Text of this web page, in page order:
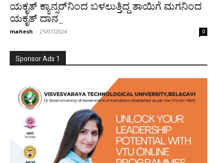
ಯಕೃತ್‌ ಕ್ಯಾನ್ಸರ್‌ನಿಂದ ಬಳಲುತ್ತಿದ್ದ ತಾಯಿಗೆ ಮಗನಿಂದ
ಯಕೃತ್‌ ದಾನ ̤
mahesh - 25/07/2024 0
Sponsor Ads 1